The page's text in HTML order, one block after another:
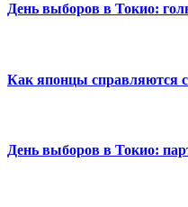
День выборов в Токио:
Как японцы справляются
День выборов в Токио: